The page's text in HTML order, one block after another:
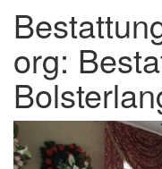
org: